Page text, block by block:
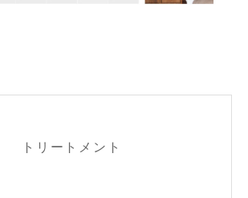
トリートメント